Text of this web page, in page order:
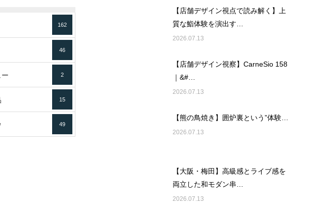
162
46
2
15
49
【店舗デザイン視点で読み解く】上
質な鮨体験を演出す…
2026.07.13
【店舗デザイン視察】CarneSio 158
｜&#…
2026.07.13
【熊の鳥焼き】囲炉裏という”体験…
2026.07.13
【大阪・梅田】高級感とライブ感を
両立した和モダン串…
2026.07.13